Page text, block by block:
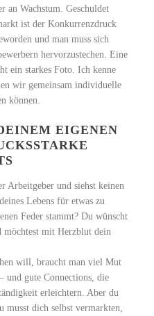
an Wachstum. Geschuldet
ist der Konkurrenzdruck
und man muss sich
hervorzustechen. Eine
ein starkes Foto. Ich kenne
wir gemeinsam individuelle
können.
EIGENEN
Arbeitgeber und siehst keinen
Lebens für etwas zu
Feder stammt? Du wünscht
möchtest mit Herzblut dein
will, braucht man viel Mut
und gute Connections, die
erleichtern. Aber du
dich selbst vermarkten,